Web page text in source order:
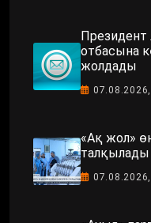
отбасына
жолдады
«Ақ жол»
талқылады